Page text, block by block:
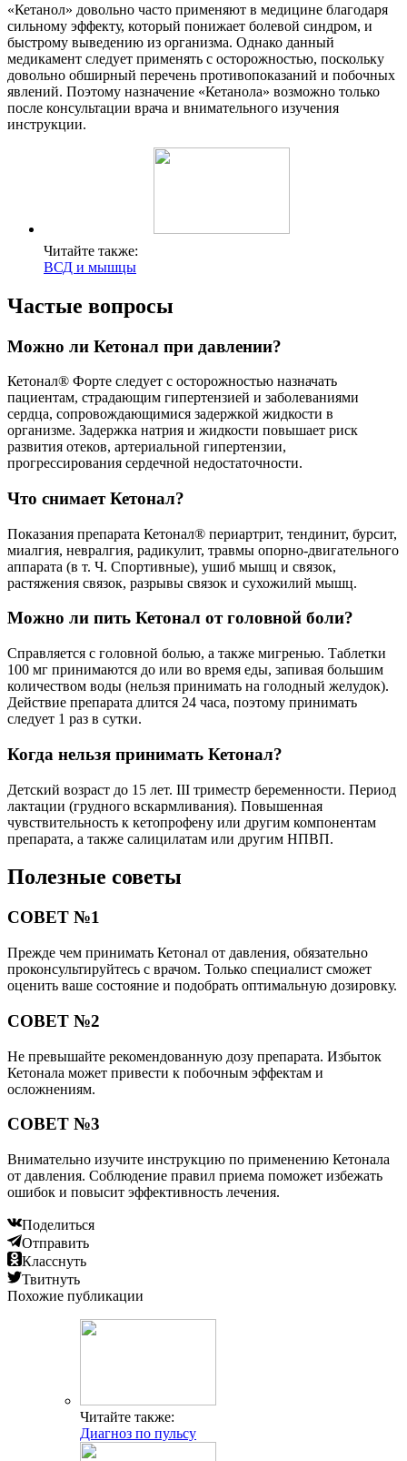
«Кетанол» довольно часто применяют в медицине благодаря
сильному эффекту, который понижает болевой синдром, и
быстрому выведению из организма. Однако данный
медикамент следует применять с осторожностью, поскольку
довольно обширный перечень противопоказаний и побочных
явлений. Поэтому назначение «Кетанола» возможно только
после консультации врача и внимательного изучения
инструкции.
Читайте также:
ВСД и мышцы
Частые вопросы
Можно ли Кетонал при давлении?
Кетонал® Форте следует с осторожностью назначать
пациентам, страдающим гипертензией и заболеваниями
сердца, сопровождающимися задержкой жидкости в
организме. Задержка натрия и жидкости повышает риск
развития отеков, артериальной гипертензии,
прогрессирования сердечной недостаточности.
Что снимает Кетонал?
Показания препарата Кетонал® периартрит, тендинит, бурсит,
миалгия, невралгия, радикулит, травмы опорно-двигательного
аппарата (в т. Ч. Спортивные), ушиб мышц и связок,
растяжения связок, разрывы связок и сухожилий мышц.
Можно ли пить Кетонал от головной боли?
Справляется с головной болью, а также мигренью. Таблетки
100 мг принимаются до или во время еды, запивая большим
количеством воды (нельзя принимать на голодный желудок).
Действие препарата длится 24 часа, поэтому принимать
следует 1 раз в сутки.
Когда нельзя принимать Кетонал?
Детский возраст до 15 лет. III триместр беременности. Период
лактации (грудного вскармливания). Повышенная
чувствительность к кетопрофену или другим компонентам
препарата, а также салицилатам или другим НПВП.
Полезные советы
СОВЕТ №1
Прежде чем принимать Кетонал от давления, обязательно
проконсультируйтесь с врачом. Только специалист сможет
оценить ваше состояние и подобрать оптимальную дозировку.
СОВЕТ №2
Не превышайте рекомендованную дозу препарата. Избыток
Кетонала может привести к побочным эффектам и
осложнениям.
СОВЕТ №3
Внимательно изучите инструкцию по применению Кетонала
от давления. Соблюдение правил приема поможет избежать
ошибок и повысит эффективность лечения.
Поделиться
Отправить
Класснуть
Твитнуть
Похожие публикации
Читайте также:
Диагноз по пульсу